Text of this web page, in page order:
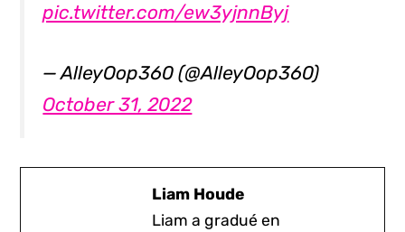
pic.twitter.com/ew3yjnnByj
— AlleyOop360 (@AlleyOop360)
October 31, 2022
Liam Houde
Liam a gradué en